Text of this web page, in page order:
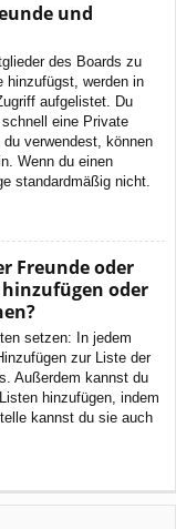
und
des Boards zu
hinzufügst, werden in
aufgelistet. Du
eine Private
verwendest, können
Wenn du einen
standardmäßig nicht.
Freunde oder
oder
setzen: In jedem
zur Liste der
Außerdem kannst du
hinzufügen, indem
kannst du sie auch